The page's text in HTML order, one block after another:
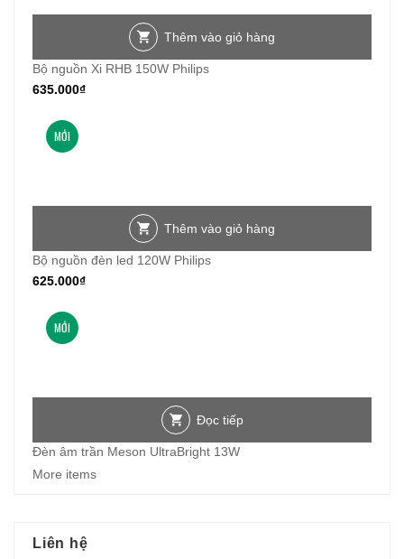
Thêm vào giỏ hàng
Bộ nguồn Xi RHB 150W Philips
635.000₫
MỚI
Thêm vào giỏ hàng
Bộ nguồn đèn led 120W Philips
625.000₫
MỚI
Đọc tiếp
Đèn âm trần Meson UltraBright 13W
More items
Liên hệ